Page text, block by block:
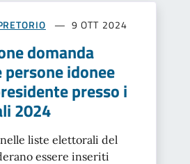
9 OTT 2024
domanda
persone idonee
presso i
2024
liste elettorali del
essere inseriti